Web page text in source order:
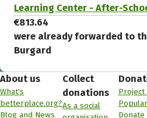
Learning Center - After-
€813.64
were already forwarded to
Burgard
About us
What's
betterplace.org?
Blog and News
Collect
donations
As a social
Project